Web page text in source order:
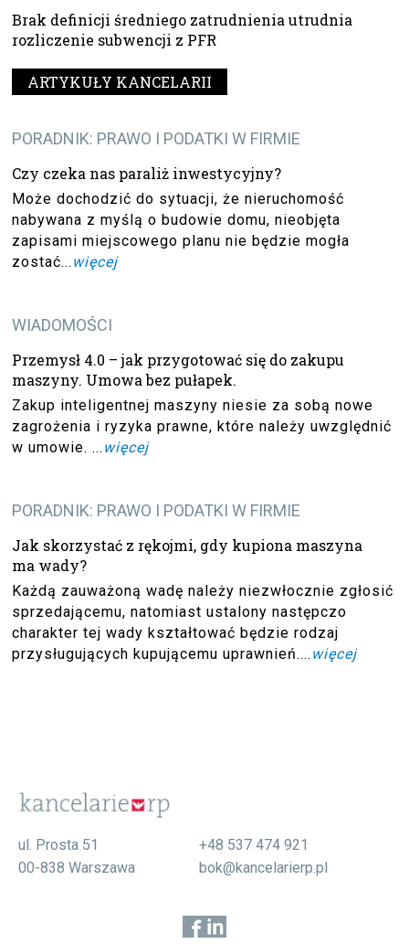
Brak definicji średniego zatrudnienia utrudnia
rozliczenie subwencji z PFR
ARTYKUŁY KANCELARII
PORADNIK: PRAWO I PODATKI W FIRMIE
Czy czeka nas paraliż inwestycyjny?
Może dochodzić do sytuacji, że nieruchomość
nabywana z myślą o budowie domu, nieobjęta
zapisami miejscowego planu nie będzie mogła
zostać... więcej
WIADOMOŚCI
Przemysł 4.0 – jak przygotować się do zakupu
maszyny. Umowa bez pułapek.
Zakup inteligentnej maszyny niesie za sobą nowe
zagrożenia i ryzyka prawne, które należy uwzględnić
w umowie. ... więcej
PORADNIK: PRAWO I PODATKI W FIRMIE
Jak skorzystać z rękojmi, gdy kupiona maszyna
ma wady?
Każdą zauważoną wadę należy niezwłocznie zgłosić
sprzedającemu, natomiast ustalony następczo
charakter tej wady kształtować będzie rodzaj
przysługujących kupującemu uprawnień.... więcej
ul. Prosta 51
00-838 Warszawa
+48 537 474 921
bok@kancelarierp.pl